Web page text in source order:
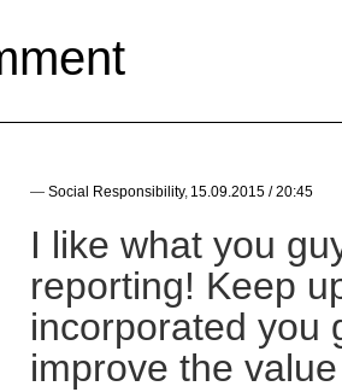
— Social Responsibility, 15.09.2015 / 20:45
I like what you
reporting! Keep
incorporated you
improve the